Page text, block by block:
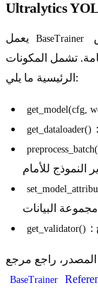
BaseTrainer
تشمل المكونات
الرئيسية ما يلي:
get_model(cfg,
get_dataloader()
get_validator()
راجع مرجع
BaseTrainer